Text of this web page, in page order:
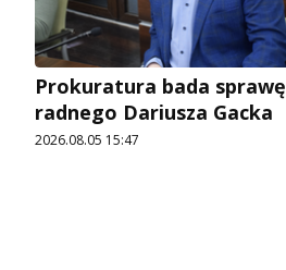
Prokuratura bada sprawę
radnego Dariusza Gacka
2026.08.05 15:47